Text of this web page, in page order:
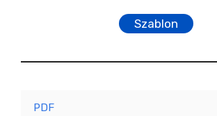
Szablon
PDF